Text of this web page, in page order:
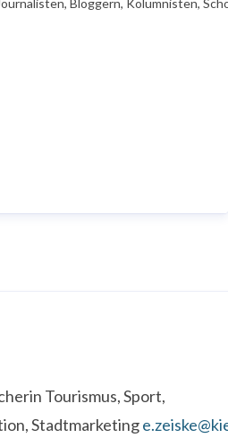
Bloggern, Kolumnisten,
Tourismus, Sport,
Stadtmarketing